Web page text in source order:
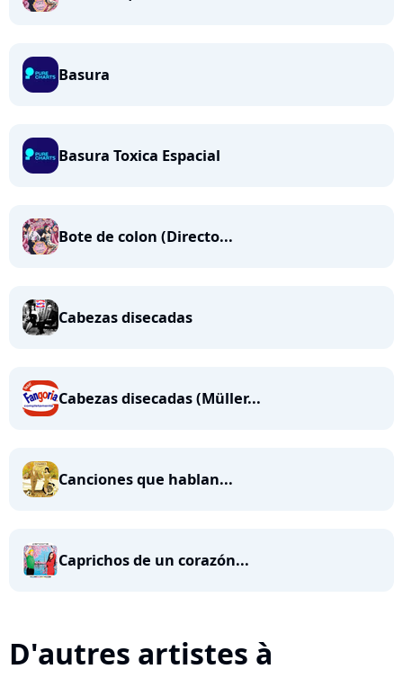
Basura
Basura Toxica Espacial
Bote de colon (Directo...
Cabezas disecadas
Cabezas disecadas (Müller...
Canciones que hablan...
Caprichos de un corazón...
D'autres artistes à